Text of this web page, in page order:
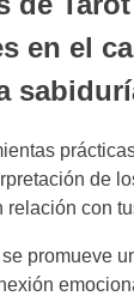
en el
de
relación con
se promueve